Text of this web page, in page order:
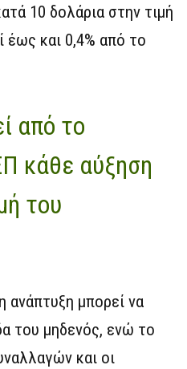
10 δολάρια στην τιμή
έως και 0,4% από το
από το
κάθε αύξηση
του
ανάπτυξη μπορεί να
του μηδενός, ενώ το
και οι